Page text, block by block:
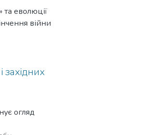
еволюції
війни
західних
огляд